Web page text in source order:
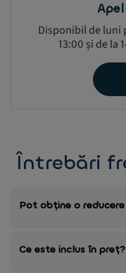
Disponibil de luni
13:00 și de la
Întrebări
Pot obține o
Ce este inclus în preț?